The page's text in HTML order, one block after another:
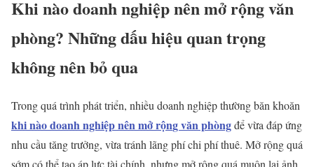
Khi nào doanh nghiệp nên mở rộng văn
phòng? Những dấu hiệu quan trọng
không nên bỏ qua
Trong quá trình phát triển, nhiều doanh nghiệp thường băn khoăn
khi nào doanh nghiệp nên mở rộng văn phòngđể vừa đáp ứng
nhu cầu tăng trưởng, vừa tránh lãng phí chi phí thuê. Mở rộng quá